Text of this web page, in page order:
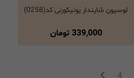
انتخاب گزینه ها
لوسیون شایندار یونیکورنی کد(0258)
339,000 تومان